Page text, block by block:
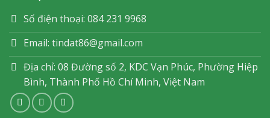
Số điện thoại: 084 231 9968
Email: tindat86@gmail.com
Địa chỉ: 08 Đường số 2, KDC Vạn Phúc, Phường Hiệp
Bình, Thành Phố Hồ Chí Minh, Việt Nam